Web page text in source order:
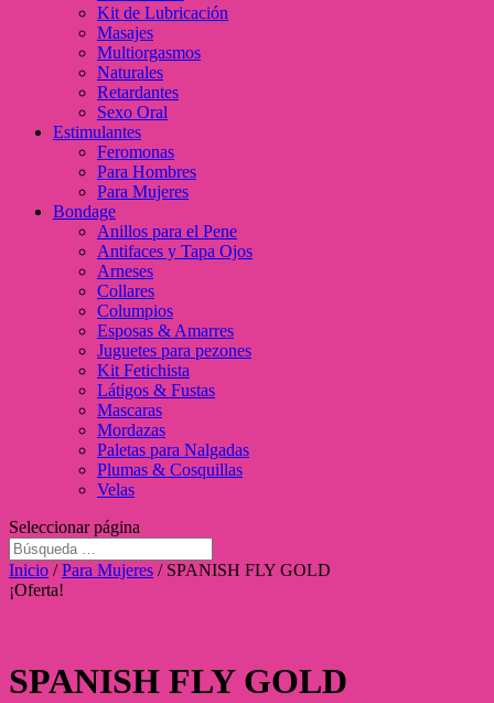
Kit de Lubricación
Masajes
Multiorgasmos
Naturales
Retardantes
Sexo Oral
Estimulantes
Feromonas
Para Hombres
Para Mujeres
Bondage
Anillos para el Pene
Antifaces y Tapa Ojos
Arneses
Collares
Columpios
Esposas & Amarres
Juguetes para pezones
Kit Fetichista
Látigos & Fustas
Mascaras
Mordazas
Paletas para Nalgadas
Plumas & Cosquillas
Velas
Seleccionar página
Inicio /Para Mujeres / SPANISH FLY GOLD
¡Oferta!
SPANISH FLY GOLD